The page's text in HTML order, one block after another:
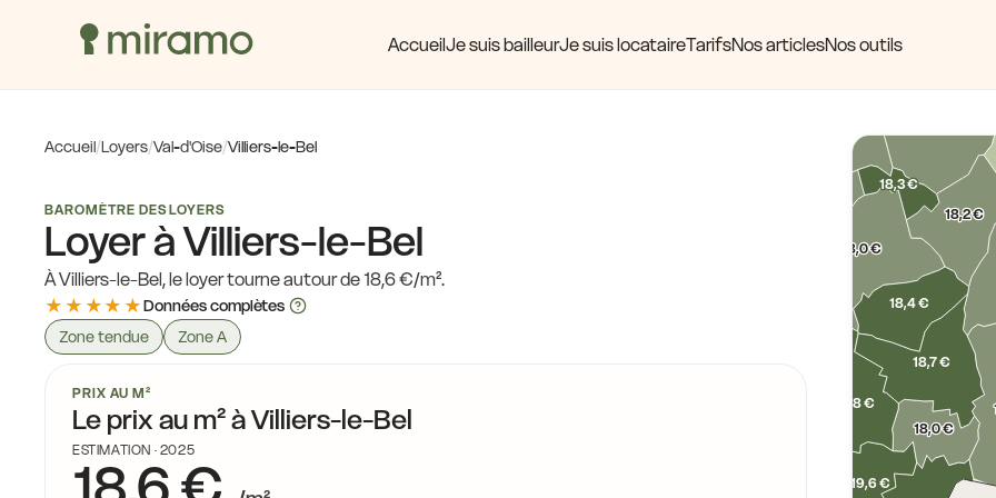
AccueilJe suis bailleurJe suis locataireTarifsNos articlesNos outils
Accueil/Loyers/Val-d'Oise/Villiers-le-Bel
BAROMÈTRE DES LOYERS
Loyer à Villiers-le-Bel
À Villiers-le-Bel, le loyer tourne autour de 18,6 €/m².
★★★★★Données complètes
Zone tendue
Zone A
PRIX AU M²
Le prix au m² à Villiers-le-Bel
ESTIMATION · 2025
17,4 €
16,3 €
18,5 €
19,6 €
18,0 €
18,6 €
18,2 €
18,0 €
17,4 €
18,3 €
19,8 €
17,8 € 18,0 €
18,4 €
18,7 €
17,8 €